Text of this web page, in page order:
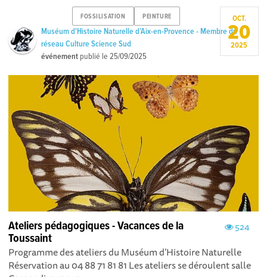
FOSSILISATION PEINTURE
Muséum d'Histoire Naturelle d’Aix-en-Provence - Membre du
réseau Culture Science Sud
événement publié le25/09/2025
OCT.
20
2025
524
Ateliers pédagogiques - Vacances de la
Toussaint
Programme des ateliers du Muséum d’Histoire Naturelle
Réservation au 04 88 71 81 81 Les ateliers se déroulent salle